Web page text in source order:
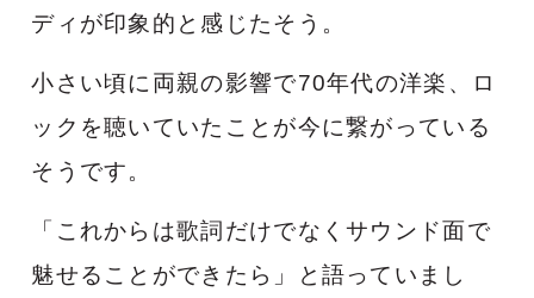
ディが印象的と感じたそう。
小さい頃に 両親の影響で70年代の洋楽、ロ
ックを聴いていたことが今に繋がっている
そうです。
「これからは歌詞だけでなくサウンド面で
魅せることができたら」と語っていまし